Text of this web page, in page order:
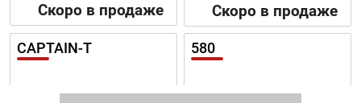
Скоро в продаже Скоро в продаже
CAPTAIN-T 580